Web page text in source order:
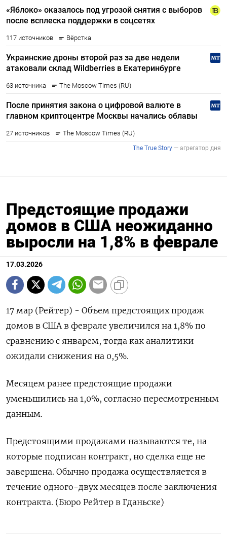
Предстоящие продажи
домов в США неожиданно
выросли на 1,8% в феврале
17.03.2026
17 мар (Рейтер) - Объем предстоящих продаж
‌домов в США в феврале ​увеличился ​на ​1,8% ⁠по
‌сравнению с ‌январем, тогда как аналитики
ожидали ​снижения ‌на 0,5%.
Месяцем ​ранее предстоящие ‌продажи
уменьшились на 1,0%, согласно ​пересмотренным ​
данным.
Предстоящими ‌продажами называются ​те, на
которые подписан контракт, но сделка еще не
завершена. ​Обычно ⁠продажа осуществляется в
течение ‌одного-двух ‌месяцев после заключения
контракта. (Бюро ​Рейтер в ‌Гданьске)